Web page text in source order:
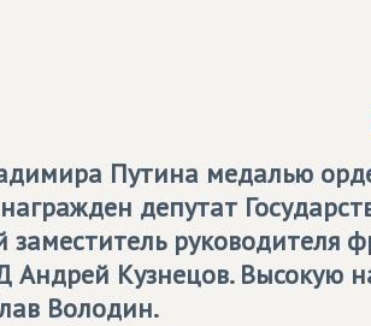
Путина медалью
депутат
руководителя
Андрей Кузнецов. Высокую
Володин.